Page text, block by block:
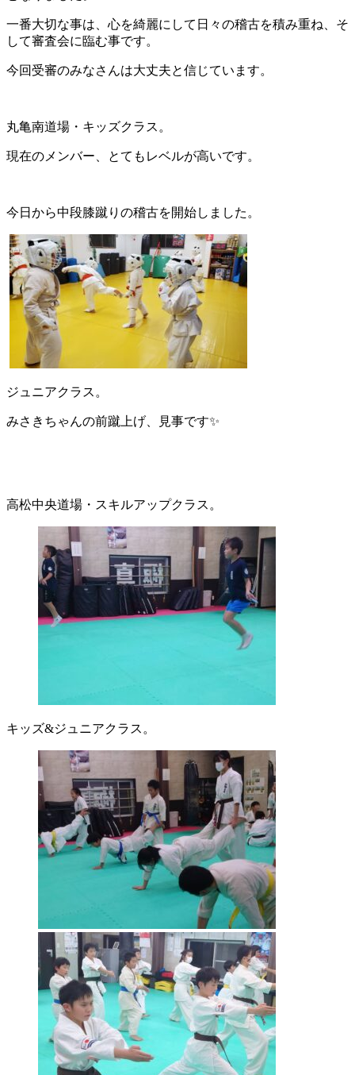
一番大切な事は、心を綺麗にして日々の稽古を積み重ね、そ
して審査会に臨む事です。
今回受審のみなさんは大丈夫と信じています。
丸亀南道場・キッズクラス。
現在のメンバー、とてもレベルが高いです。
今日から中段膝蹴りの稽古を開始しました。
ジュニアクラス。
みさきちゃんの前蹴上げ、見事です✨
高松中央道場・スキルアップクラス。
キッズ&ジュニアクラス。